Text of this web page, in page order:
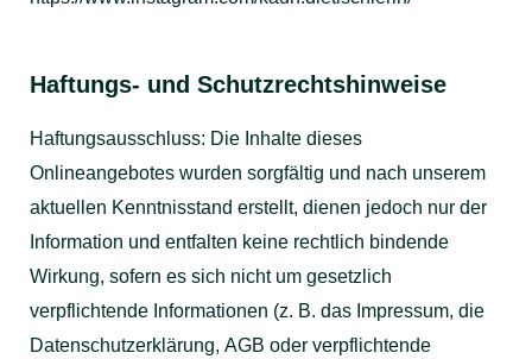
Haftungs- und Schutzrechtshinweise
Haftungsausschluss: Die Inhalte dieses
Onlineangebotes wurden sorgfältig und nach unserem
aktuellen Kenntnisstand erstellt, dienen jedoch nur der
Information und entfalten keine rechtlich bindende
Wirkung, sofern es sich nicht um gesetzlich
verpflichtende Informationen (z. B. das Impressum, die
Datenschutzerklärung, AGB oder verpflichtende